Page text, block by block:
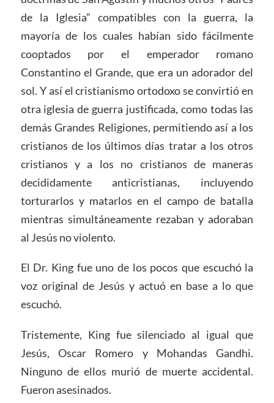
de la Iglesia” compatibles con la guerra, la
mayoría de los cuales habían sido fácilmente
cooptados por el emperador romano
Constantino el Grande, que era un adorador del
sol. Y así el cristianismo ortodoxo se convirtió en
otra iglesia de guerra justificada, como todas las
demás Grandes Religiones, permitiendo así a los
cristianos de los últimos días tratar a los otros
cristianos y a los no cristianos de maneras
decididamente anticristianas, incluyendo
torturarlos y matarlos en el campo de batalla
mientras simultáneamente rezaban y adoraban
al Jesús no violento.
El Dr. King fue uno de los pocos que escuchó la
voz original de Jesús y actuó en base a lo que
escuchó.
Tristemente, King fue silenciado al igual que
Jesús, Oscar Romero y Mohandas Gandhi.
Ninguno de ellos murió de muerte accidental.
Fueron asesinados.